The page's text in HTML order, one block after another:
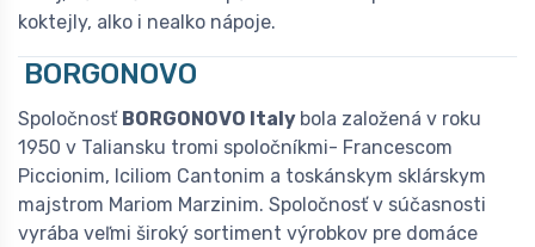
koktejly, alko i nealko nápoje.
BORGONOVO
Spoločnosť BORGONOVO Italy bola založená v roku
1950 v Taliansku tromi spoločníkmi- Francescom
Piccionim, Iciliom Cantonim a toskánskym sklárskym
majstrom Mariom Marzinim. Spoločnosť v súčasnosti
vyrába veľmi široký sortiment výrobkov pre domáce